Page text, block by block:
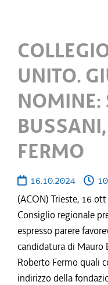
UNITO.
NOMINE:
FERMO
16.10.2024
(ACON) Trieste, 16
Consiglio regionale
espresso parere
candidatura di Mauro
Roberto Fermo quali
indirizzo della